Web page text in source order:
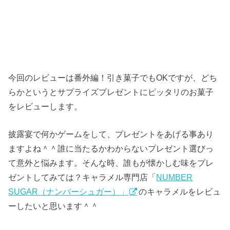
今回のレビューは番外編！引き菓子でもOKですが、どち
らかというとサプライズプレゼントにピッタリのお菓子
をレビューします。
披露宴で何かゲームをして、プレゼントをあげる事あり
ますよね＾＾誰に当たるかわからないプレゼント選びっ
て意外と悩みます。そんな時、誰もが懐かしむ味をプレ
ゼントしてみては？キャラメル専門店「NUMBER
SUGAR（ナンバーシュガー）」
のキャラメルをレビュ
ーしたいと思います＾＾